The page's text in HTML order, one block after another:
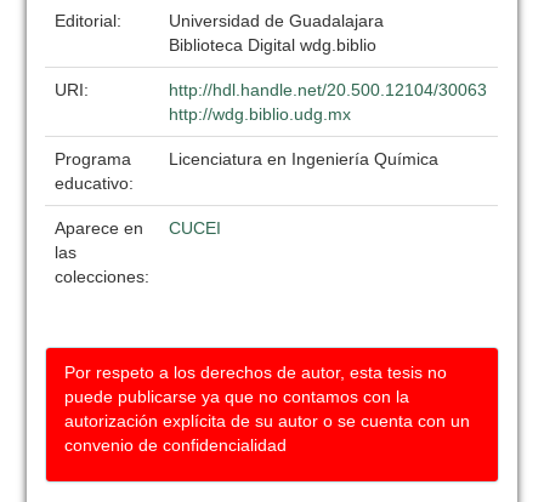
Editorial:
Universidad de Guadalajara
Biblioteca Digital wdg.biblio
URI:
http://hdl.handle.net/20.500.12104/30063
http://wdg.biblio.udg.mx
Programa
educativo:
Licenciatura en Ingeniería Química
Aparece en
las
colecciones:
CUCEI
Por respeto a los derechos de autor, esta tesis no
puede publicarse ya que no contamos con la
autorización explícita de su autor o se cuenta con un
convenio de confidencialidad